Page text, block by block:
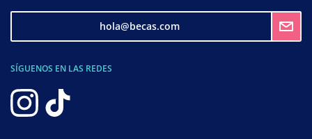
hola@becas.com
SÍGUENOS EN LAS REDES